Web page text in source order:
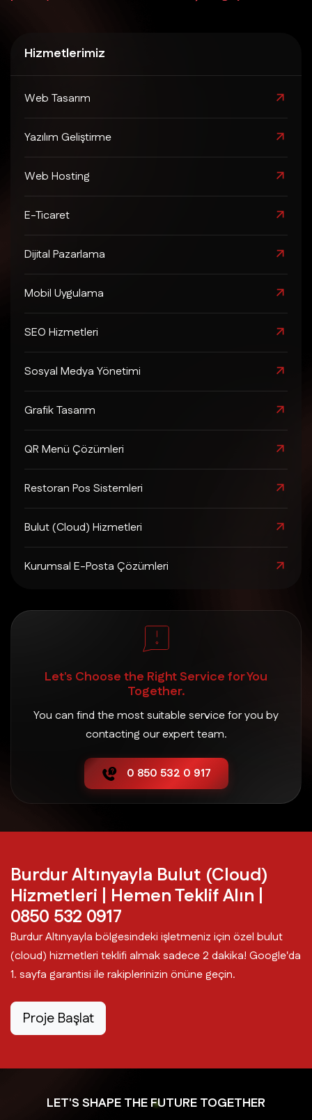
Hizmetlerimiz
Web Tasarım
Yazılım Geliştirme
Web Hosting
E-Ticaret
Dijital Pazarlama
Mobil Uygulama
SEO Hizmetleri
Sosyal Medya Yönetimi
Grafik Tasarım
QR Menü Çözümleri
Restoran Pos Sistemleri
Bulut (Cloud) Hizmetleri
Kurumsal E-Posta Çözümleri
Let's Choose the Right Service for You
Together.
You can find the most suitable service for you by
contacting our expert team.
0 850 532 0 917
Burdur Altınyayla Bulut (Cloud)
Hizmetleri | Hemen Teklif Alın |
0850 532 0917
Burdur Altınyayla bölgesindeki işletmeniz için özel bulut
(cloud) hizmetleri teklifi almak sadece 2 dakika! Google'da
1. sayfa garantisi ile rakiplerinizin önüne geçin.
Proje Başlat
LET'S SHAPE THE FUTURE TOGETHER